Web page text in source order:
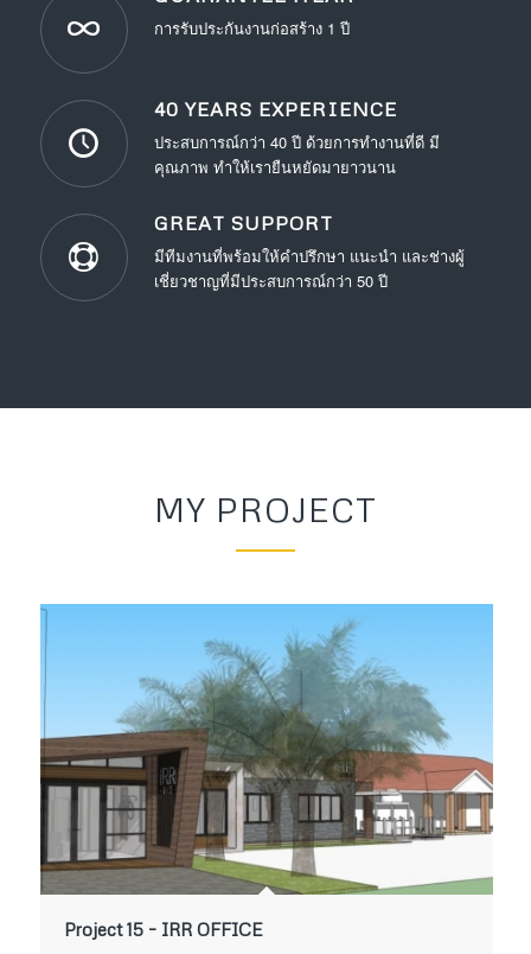
การรับประกันงานก่อสร้าง 1 ปี
40 YEARS EXPERIENCE
ประสบการณ์กว่า 40 ปี ด้วยการทำงานที่ดี มี
คุณภาพ ทำให้เรายืนหยัดมายาวนาน
GREAT SUPPORT
มีทีมงานที่พร้อมให้คำปรึกษา แนะนำ และช่างผู้
เชี่ยวชาญที่มีประสบการณ์กว่า 50 ปี
MY PROJECT
Project 15 – IRR OFFICE